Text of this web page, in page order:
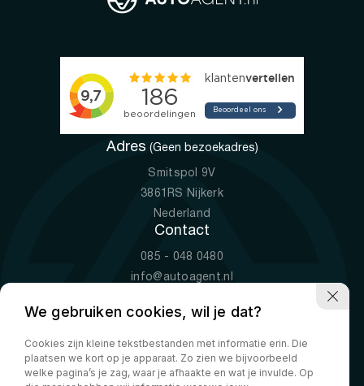
Adres (Geen bezoekadres)
Smitspol 9V
3861RS Nijkerk
Nederland
Contact
085 - 048 0480
info@autoagent.nl
Openingstijden
Ma-Vr
09:00 - 19:00
Za
10:00 - 17:00
We gebruiken cookies, wil je dat?
Cookies zijn kleine tekstbestanden met informatie erin. Die
plaatsen we kort op je apparaat. Zo zien we bijvoorbeeld
welke pagina’s je zag, waar je afhaakte en wat je invulde. Op